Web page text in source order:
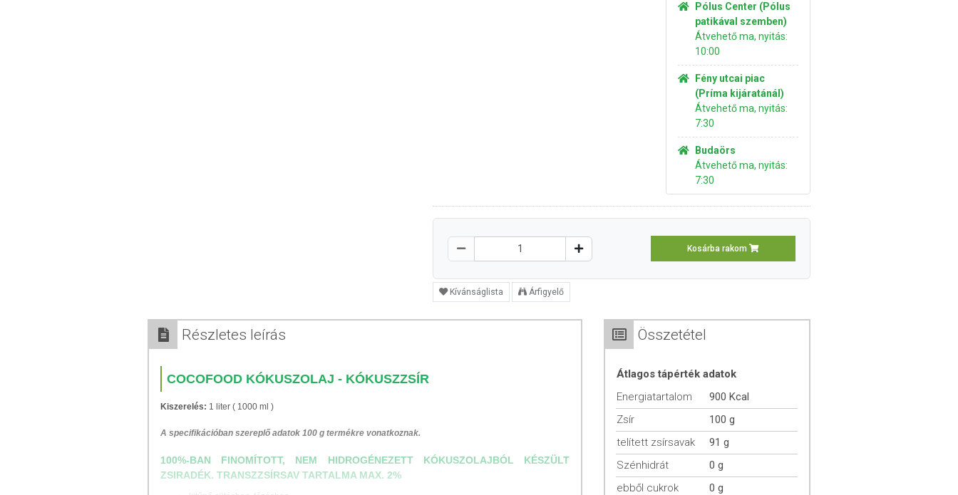
Pólus Center (Pólus
patikával szemben)
Átvehető ma, nyitás:
10:00
Fény utcai piac
(Príma kijáratánál)
Átvehető ma, nyitás:
7:30
Budaörs
Átvehető ma, nyitás:
7:30
Kosárba rakom
Kívánságlista Árfigyelő
Részletes leírás
COCOFOOD KÓKUSZOLAJ - KÓKUSZZSÍR
Kiszerelés: 1 liter ( 1000 ml )
A specifikációban szereplő adatok 100 g termékre vonatkoznak.
100%-BAN FINOMÍTOTT, NEM HIDROGÉNEZETT KÓKUSZOLAJBÓL KÉSZÜLT
ZSIRADÉK. TRANSZZSÍRSAV TARTALMA MAX. 2%
Összetétel
Átlagos tápérték adatok
Energiatartalom
900 Kcal
Zsír
100 g
telített zsírsavak
91 g
Szénhidrát
0 g
ebből cukrok
0 g